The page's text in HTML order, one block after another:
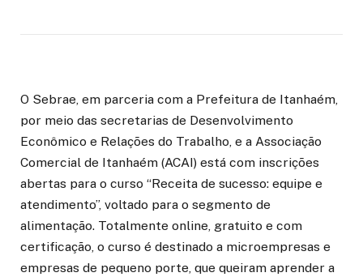
O Sebrae, em parceria com a Prefeitura de Itanhaém,
por meio das secretarias de Desenvolvimento
Econômico e Relações do Trabalho, e a Associação
Comercial de Itanhaém (ACAI) está com inscrições
abertas para o curso “Receita de sucesso: equipe e
atendimento”, voltado para o segmento de
alimentação. Totalmente online, gratuito e com
certificação, o curso é destinado a microempresas e
empresas de pequeno porte, que queiram aprender a